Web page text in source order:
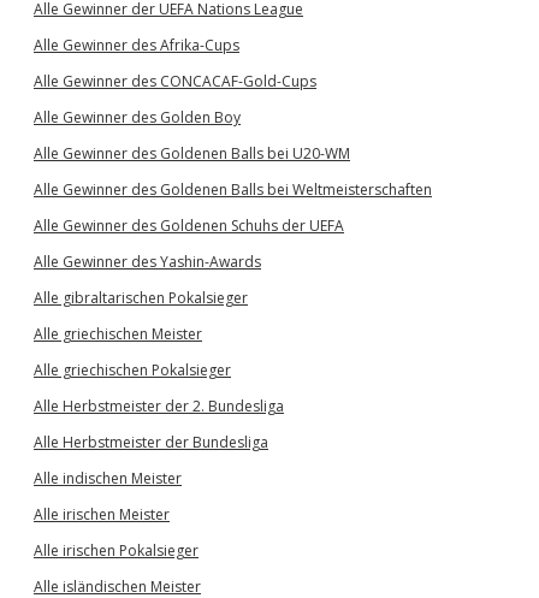
Alle Gewinner der UEFA Nations League
Alle Gewinner des Afrika-Cups
Alle Gewinner des CONCACAF-Gold-Cups
Alle Gewinner des Golden Boy
Alle Gewinner des Goldenen Balls bei U20-WM
Alle Gewinner des Goldenen Balls bei Weltmeisterschaften
Alle Gewinner des Goldenen Schuhs der UEFA
Alle Gewinner des Yashin-Awards
Alle gibraltarischen Pokalsieger
Alle griechischen Meister
Alle griechischen Pokalsieger
Alle Herbstmeister der 2. Bundesliga
Alle Herbstmeister der Bundesliga
Alle indischen Meister
Alle irischen Meister
Alle irischen Pokalsieger
Alle isländischen Meister